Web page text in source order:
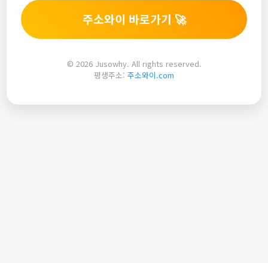
주소와이 바로가기 🚀
© 2026 Jusowhy. All rights reserved.
평생주소: 주소와이.com